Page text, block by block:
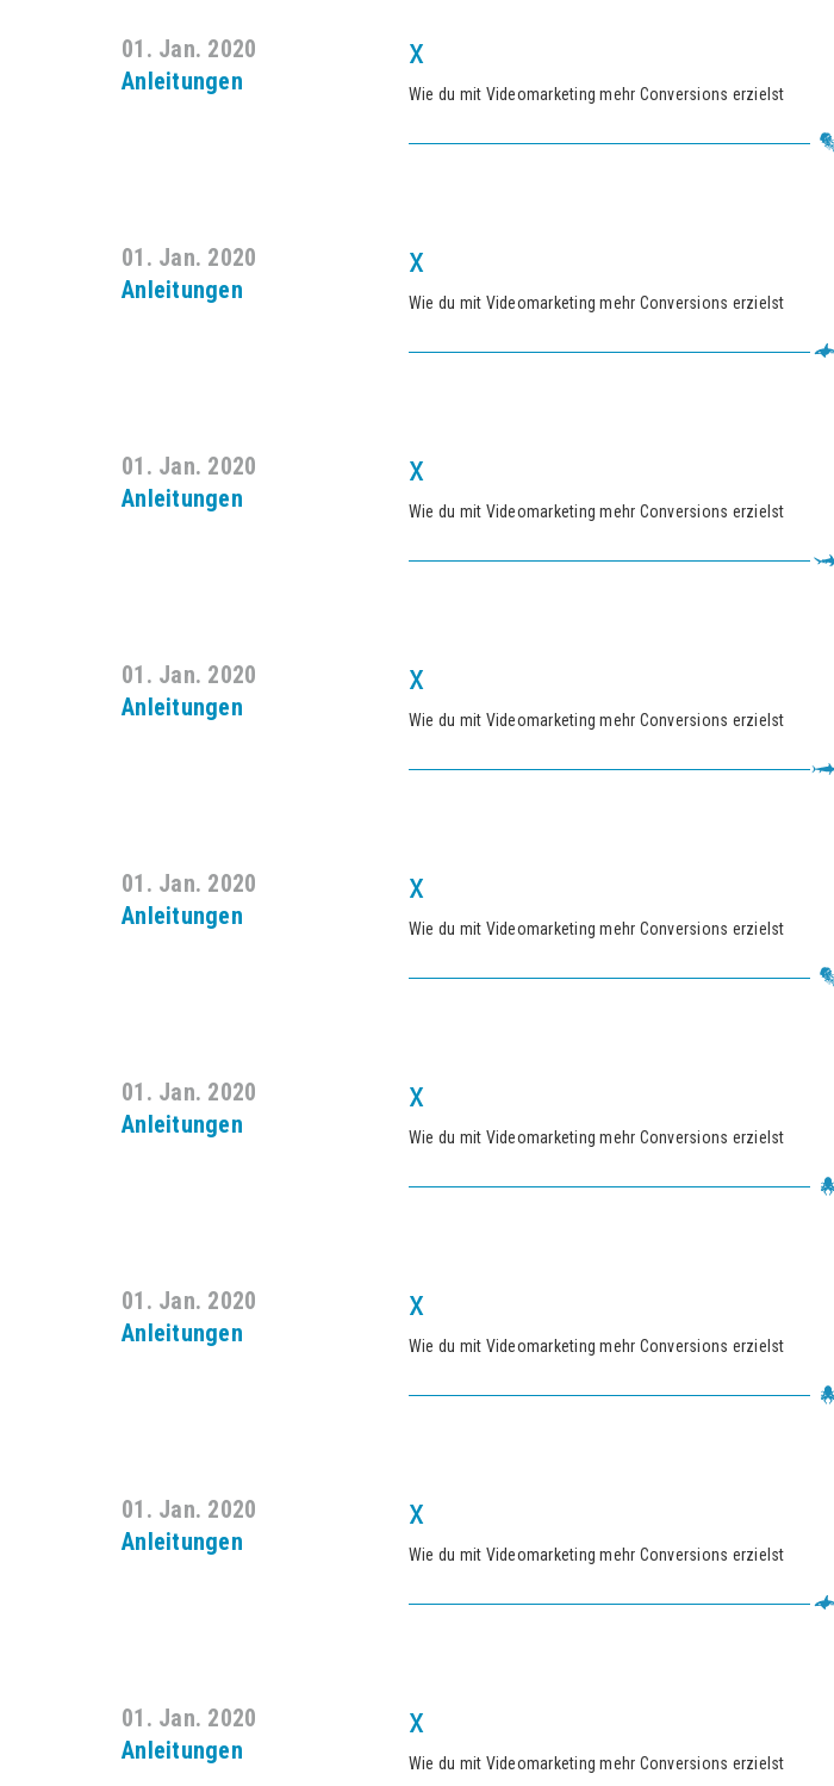
01. Jan. 2020
Anleitungen
x
Wie du mit Videomarketing mehr Conversions erzielst
01. Jan. 2020
Anleitungen
x
Wie du mit Videomarketing mehr Conversions erzielst
01. Jan. 2020
Anleitungen
x
Wie du mit Videomarketing mehr Conversions erzielst
01. Jan. 2020
Anleitungen
x
Wie du mit Videomarketing mehr Conversions erzielst
01. Jan. 2020
Anleitungen
x
Wie du mit Videomarketing mehr Conversions erzielst
01. Jan. 2020
Anleitungen
x
Wie du mit Videomarketing mehr Conversions erzielst
01. Jan. 2020
Anleitungen
x
Wie du mit Videomarketing mehr Conversions erzielst
01. Jan. 2020
Anleitungen
x
Wie du mit Videomarketing mehr Conversions erzielst
01. Jan. 2020
Anleitungen
x
Wie du mit Videomarketing mehr Conversions erzielst